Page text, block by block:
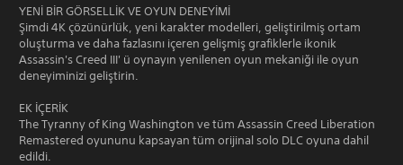
YENİ BİR GÖRSELLİK VE OYUN DENEYİMİ
Şimdi 4K çözünürlük, yeni karakter modelleri, geliştirilmiş ortam
oluşturma ve daha fazlasını içeren gelişmiş grafiklerle ikonik
Assassin's Creed III' ü oynayın yenilenen oyun mekaniği ile oyun
deneyiminizi geliştirin.
EK İÇERİK
The Tyranny of King Washington ve tüm Assassin Creed Liberation
Remastered oyununu kapsayan tüm orijinal solo DLC oyuna dahil
edildi.